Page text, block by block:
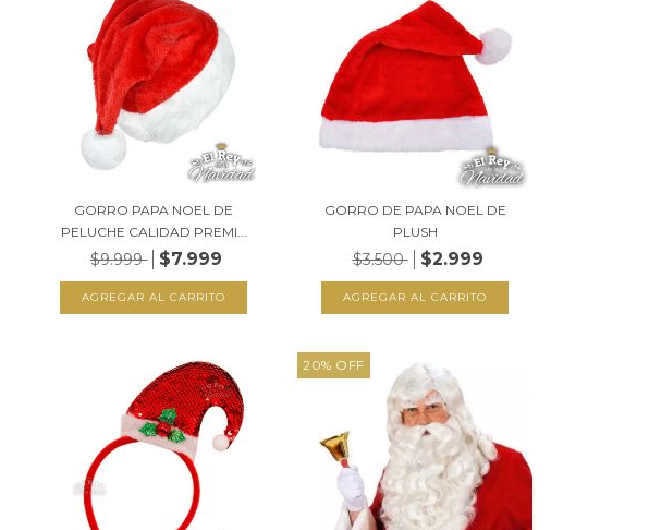
GORRO PAPA NOEL DE
PELUCHE CALIDAD PREMI...
$9.999 $7.999
GORRO DE PAPA NOEL DE
PLUSH
$3.500 $2.999
20% OFF